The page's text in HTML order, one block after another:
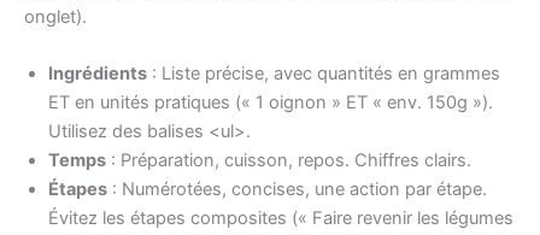
onglet).
Ingrédients : Liste précise, avec quantités en grammes
ET en unités pratiques (« 1 oignon » ET « env. 150g »).
Utilisez des balises <ul>.
Temps : Préparation, cuisson, repos. Chiffres clairs.
Étapes : Numérotées, concises, une action par étape.
Évitez les étapes composites (« Faire revenir les légumes